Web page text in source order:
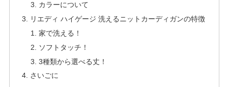
カラーについて
リエディ ハイゲージ 洗えるニットカーディガンの特徴
家で洗える！
ソフトタッチ！
3種類から選べる丈！
さいごに